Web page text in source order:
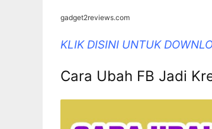
gadget2reviews.com
KLIK DISINI UNTUK
Cara Ubah FB Jadi